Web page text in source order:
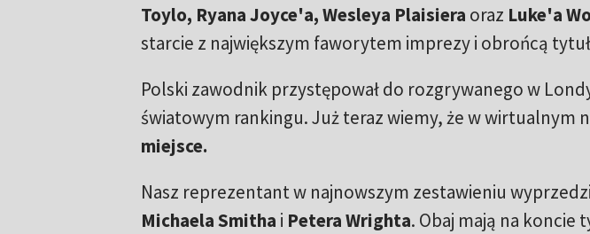
Toylo, Ryana Joyce'a, Wesleya Plaisiera oraz Luke'a
starcie z największym faworytem imprezy i obrońcą
Polski zawodnik przystępował do rozgrywanego w
światowym rankingu. Już teraz wiemy, że w wirtualnym
miejsce.
Nasz reprezentant w najnowszym zestawieniu
Michaela Smitha i Petera Wrighta. Obaj mają na koncie